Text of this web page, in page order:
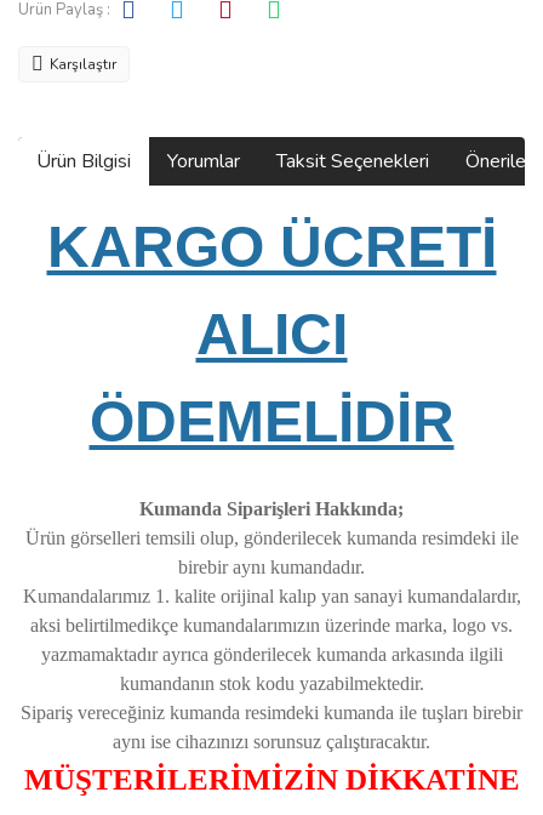
Ürün Paylaş :
Karşılaştır
Ürün Bilgisi Yorumlar Taksit Seçenekleri
KARGO ÜCRETİ
ALICI
ÖDEMELİDİR
Kumanda Siparişleri Hakkında;
Ürün görselleri temsili olup, gönderilecek kumanda resimdeki ile
birebir aynı kumandadır.
Kumandalarımız 1. kalite orijinal kalıp yan sanayi kumandalardır,
aksi belirtilmedikçe kumandalarımızın üzerinde marka, logo vs.
yazmamaktadır ayrıca gönderilecek kumanda arkasında ilgili
kumandanın stok kodu yazabilmektedir.
Sipariş vereceğiniz kumanda resimdeki kumanda ile tuşları birebir
aynı ise cihazınızı sorunsuz çalıştıracaktır.
MÜŞTERİLERİMİZİN DİKKATİNE